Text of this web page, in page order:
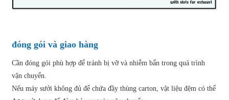
đóng gói và giao hàng
Cần đóng gói phù hợp để tránh bị vỡ và nhiễm bẩn trong quá trình
vận chuyển.
Nếu máy sưởi không đủ để chứa đầy thùng carton, vật liệu đệm có thể